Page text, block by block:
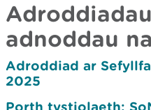
adnoddau
Adroddiad ar
2025
Porth tystiolaeth: